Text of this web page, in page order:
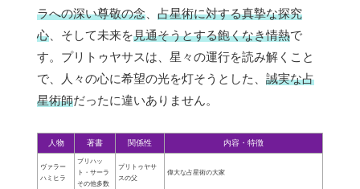
ラへの深い尊敬の念
占星術に対する真摯な探究
心 、そして未来を見通そうとする飽くなき情熱で
す。プリトゥヤサスは、星々の運行を読み解くこと
で、人々の心に希望の光を灯そうとした、 誠実な占
星術師だったに違いありません。
人物 著書 関係性 内容・特徴
ヴァラー
ハミヒラ
ブリハッ
ト・サーラ
その他多数
プリトゥヤサ
スの父
偉大な占星術の大家